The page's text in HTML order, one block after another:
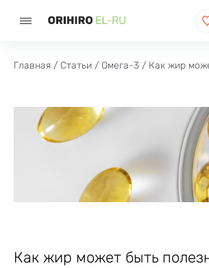
Главная / Статьи / Омега-3 / Как жир
Как жир может быть